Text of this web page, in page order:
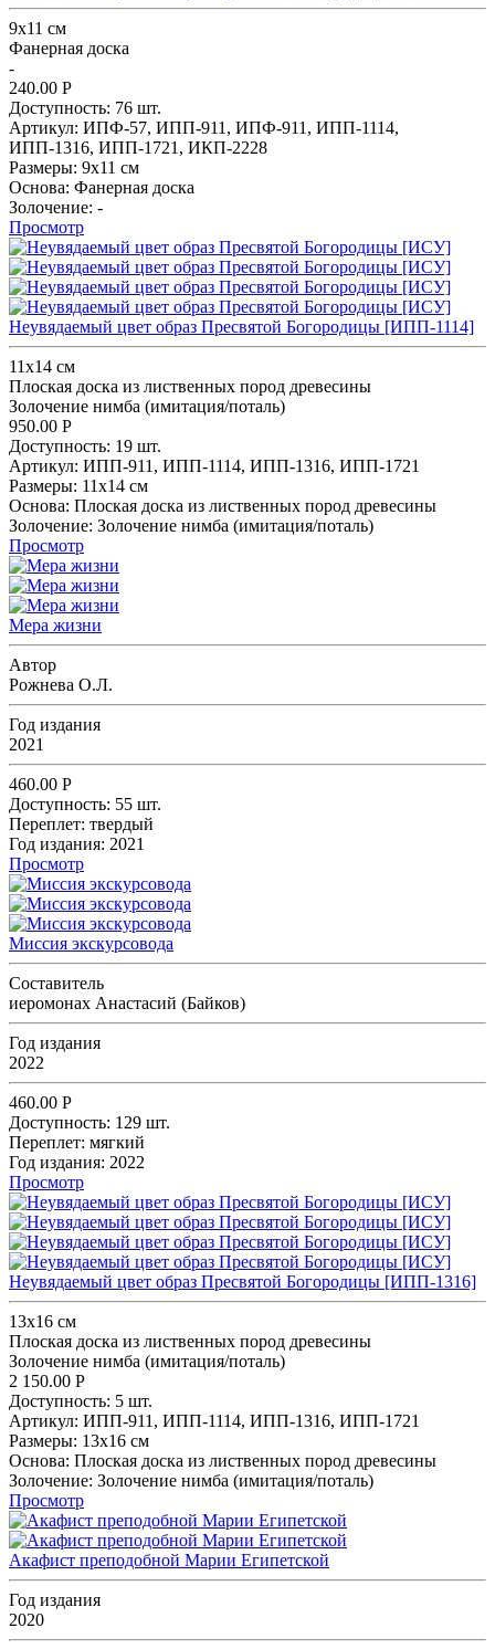
9х11 см
Фанерная доска
-
240.00 Р
Доступность: 76 шт.
Артикул: ИПФ-57, ИПП-911, ИПФ-911, ИПП-1114,
ИПП-1316, ИПП-1721, ИКП-2228
Размеры: 9х11 см
Основа: Фанерная доска
Золочение: -
Просмотр
Неувядаемый цвет образ Пресвятой Богородицы [ИПП-1114]
11х14 см
Плоская доска из лиственных пород древесины
Золочение нимба (имитация/поталь)
950.00 Р
Доступность: 19 шт.
Артикул: ИПП-911, ИПП-1114, ИПП-1316, ИПП-1721
Размеры: 11х14 см
Основа: Плоская доска из лиственных пород древесины
Золочение: Золочение нимба (имитация/поталь)
Просмотр
Мера жизни
Автор
Рожнева О.Л.
Год издания
2021
460.00 Р
Доступность: 55 шт.
Переплет: твердый
Год издания: 2021
Просмотр
Миссия экскурсовода
Составитель
иеромонах Анастасий (Байков)
Год издания
2022
460.00 Р
Доступность: 129 шт.
Переплет: мягкий
Год издания: 2022
Просмотр
Неувядаемый цвет образ Пресвятой Богородицы [ИПП-1316]
13x16 см
Плоская доска из лиственных пород древесины
Золочение нимба (имитация/поталь)
2 150.00 Р
Доступность: 5 шт.
Артикул: ИПП-911, ИПП-1114, ИПП-1316, ИПП-1721
Размеры: 13x16 см
Основа: Плоская доска из лиственных пород древесины
Золочение: Золочение нимба (имитация/поталь)
Просмотр
Акафист преподобной Марии Египетской
Год издания
2020